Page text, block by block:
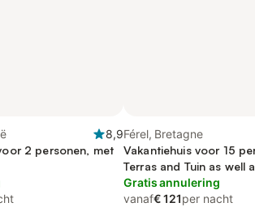
8,9
2 personen, met
Férel, Bretagne
Vakantiehuis voor 15
Terras and Tuin as well
Gratis annulering
vanaf€ 121per nacht